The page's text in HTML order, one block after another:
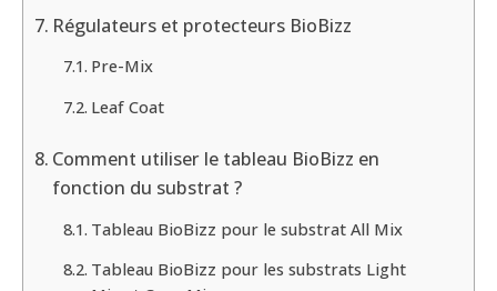
Tableau BioBizz pour le substrat All Mix
Tableau BioBizz pour les substrats Light
BioBizz : une marque
implantée dans le secteur